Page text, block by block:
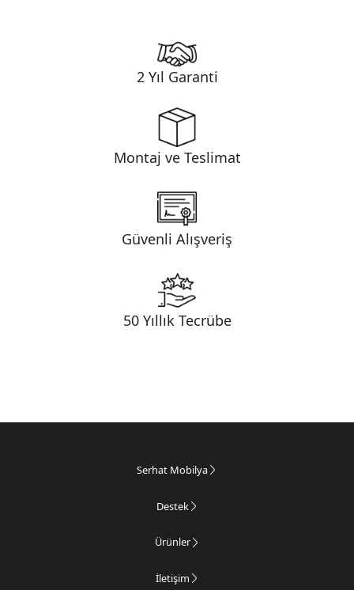
2 Yıl Garanti
Montaj ve Teslimat
Güvenli Alışveriş
50 Yıllık Tecrübe
Serhat Mobilya
Destek
Ürünler
İletişim